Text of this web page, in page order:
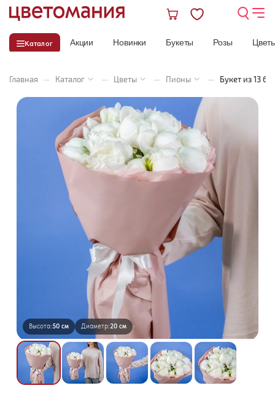
Каталог Акции Новинки Букеты Розы
Главная — Каталог — Цветы — Пионы — Букет из 13
Высота:50 см Диаметр:20 см